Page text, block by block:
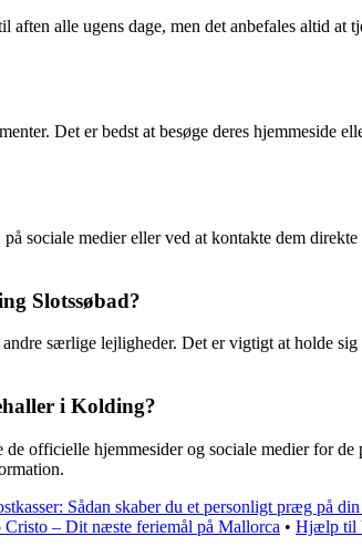
alle ugens dage, men det anbefales altid at
Det er bedst at besøge deres hjemmeside
sociale medier eller ved at kontakte dem
Slotssøbad?
særlige lejligheder. Det er vigtigt at holde
i Kolding?
officielle hjemmesider og sociale medier for
Sådan skaber du et personligt præg på din
Cristo – Dit næste feriemål på Mallorca • Hjælp til